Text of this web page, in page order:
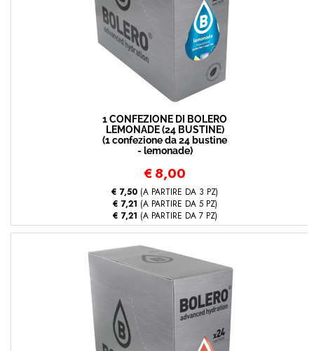
1 CONFEZIONE DI BOLERO
LEMONADE (24 BUSTINE)
(1 confezione da 24 bustine
- lemonade)
€ 8,00
€ 7,50 (A PARTIRE DA 3 PZ)
€ 7,21 (A PARTIRE DA 5 PZ)
€ 7,21 (A PARTIRE DA 7 PZ)